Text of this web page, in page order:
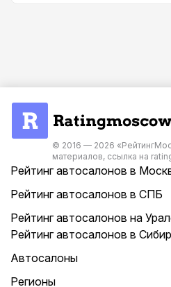
© 2016 — 2026
материалов, ссылка на
Рейтинг автосалонов в
Рейтинг автосалонов в СПБ
Рейтинг автосалонов на
Рейтинг автосалонов в
Автосалоны
Регионы